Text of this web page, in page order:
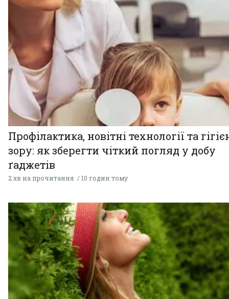
Профілактика, новітні технології та
зору: як зберегти чіткий погляд у добу
ґаджетів
2 хв на прочитання 10 годин тому